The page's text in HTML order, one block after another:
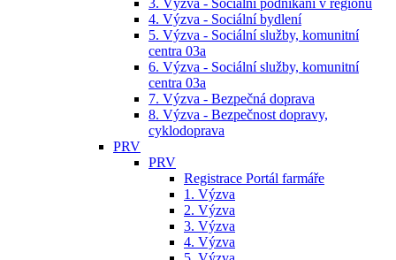
3. Výzva - Sociální podnikání v regionu
4. Výzva - Sociální bydlení
5. Výzva - Sociální služby, komunitní
centra 03a
6. Výzva - Sociální služby, komunitní
centra 03a
7. Výzva - Bezpečná doprava
8. Výzva - Bezpečnost dopravy,
cyklodoprava
PRV
PRV
Registrace Portál farmáře
1. Výzva
2. Výzva
3. Výzva
4. Výzva